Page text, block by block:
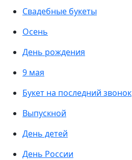
Свадебные букеты
Осень
День рождения
9 мая
Букет на последний звонок
Выпускной
День детей
День России